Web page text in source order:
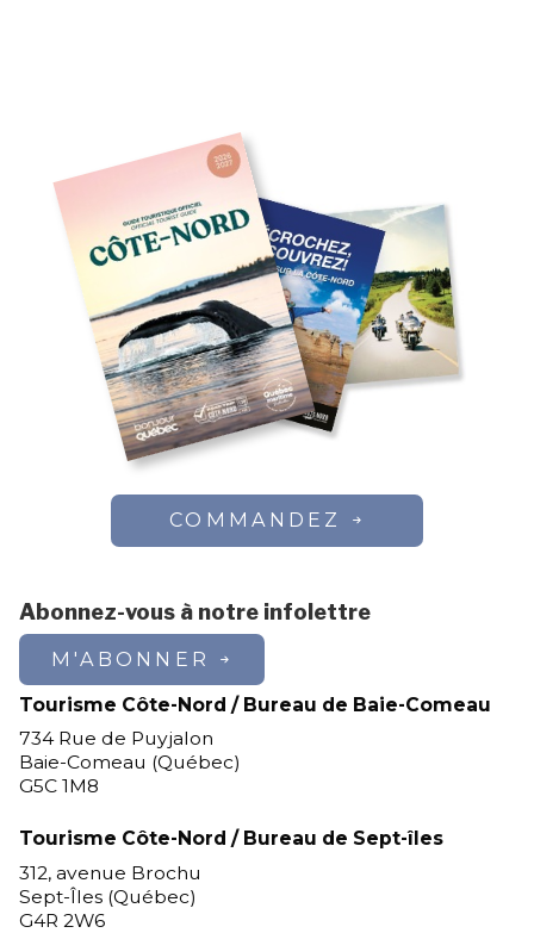
COMMANDEZ
Abonnez-vous à notre infolettre
M'ABONNER
Tourisme Côte-Nord / Bureau de Baie-Comeau
734 Rue de Puyjalon
Baie-Comeau (Québec)
G5C 1M8
Tourisme Côte-Nord / Bureau de Sept-îles
312, avenue Brochu
Sept-Îles (Québec)
G4R 2W6